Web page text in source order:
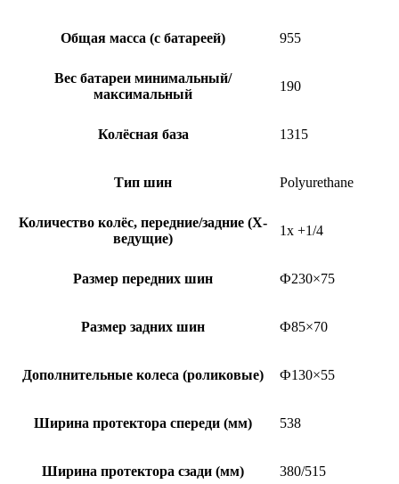
Общая масса (с батареей) 955
Вес батареи минимальный/
максимальный
190
Колёсная база 1315
Тип шин Polyurethane
Количество колёс, передние/задние (Х-
ведущие)
1x +1/4
Размер передних шин Ф230×75
Размер задних шин Ф85×70
Дополнительные колеса (роликовые) Ф130×55
Ширина протектора спереди (мм) 538
Ширина протектора сзади (мм) 380/515